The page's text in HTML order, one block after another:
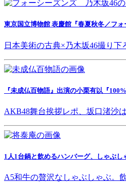
東京国立博物館 表慶館『春夏秋冬／フ
日本美術の古典×乃木坂46撮り
『未成仏百物語』出演の小栗有以『
AKB48舞台挨拶レポ、坂口渚沙
1人1台鍋と飲めるハンバーグ、しゃぶし
A5和牛の贅沢なしゃぶしゃぶ。